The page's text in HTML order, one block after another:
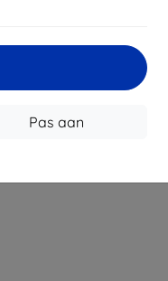
Pas aan